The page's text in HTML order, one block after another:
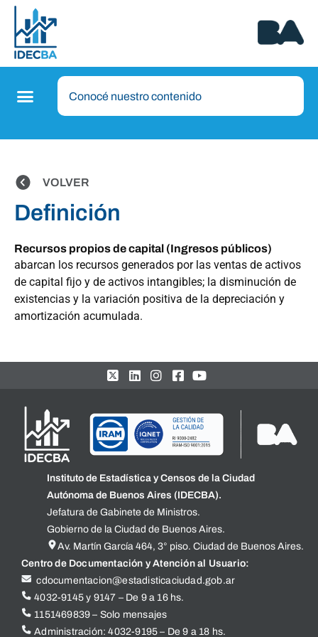
VOLVER
Definición
Recursos propios de capital (Ingresos públicos)
abarcan los recursos generados por las ventas de activos
de capital fijo y de activos intangibles; la disminución de
existencias y la variación positiva de la depreciación y
amortización acumulada.
Instituto de Estadística y Censos de la Ciudad
Autónoma de Buenos Aires (IDECBA).
Jefatura de Gabinete de Ministros.
Gobierno de la Ciudad de Buenos Aires.
Av. Martín García 464, 3° piso. Ciudad de Buenos Aires.
Centro de Documentación y Atención al Usuario:
cdocumentacion@estadisticaciudad.gob.ar
4032-9145 y 9147 – De 9 a 16 hs.
1151469839 – Solo mensajes
Administración: 4032-9195 – De 9 a 18 hs.